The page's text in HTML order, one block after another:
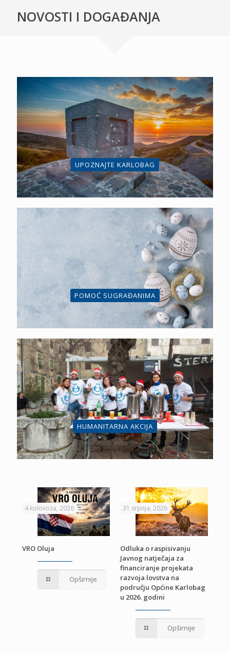
NOVOSTI I DOGAĐANJA
UPOZNAJTE KARLOBAG
POMOĆ SUGRAĐANIMA
HUMANITARNA AKCIJA
4 kolovoza, 2026
VRO Oluja
Opširnije
31 srpnja, 2026
Odluka o raspisivanju
Javnog natječaja za
financiranje projekata
razvoja lovstva na
području Općine Karlobag
u 2026. godini
Opširnije